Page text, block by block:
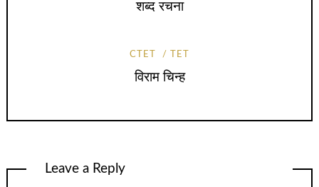
शब्द रचना
CTET TET
विराम चिन्ह
Leave a Reply